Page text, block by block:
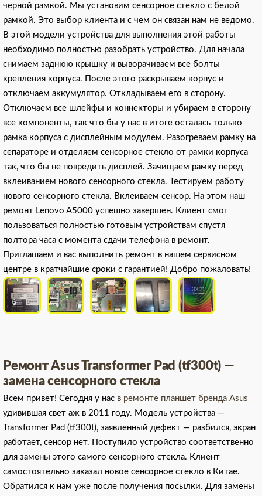
черной рамкой. Мы установим сенсорное стекло с белой
рамкой. Это выбор клиента и с чем он связан нам не ведомо.
В этой модели устройства для выполнения этой работы
необходимо полностью разобрать устройство. Для начала
снимаем заднюю крышку и выворачиваем все болты
крепления корпуса. После этого раскрываем корпус и
отключаем аккумулятор. Откладываем его в сторону.
Отключаем все шлейфы и коннекторы и убираем в сторону
все компоненты, так что бы у нас в итоге осталась только
рамка корпуса с дисплейным модулем. Разогреваем рамку на
сепараторе и отделяем сенсорное стекло от рамки корпуса
так, что бы не повредить дисплей. Зачищаем рамку перед
вклеиванием нового сенсорного стекла. Тестируем работу
нового сенсорного стекла. Вклеиваем сенсор. На этом наш
ремонт Lenovo A5000 успешно завершен. Клиент смог
пользоваться полностью готовым устройствам спустя
полтора часа с момента сдачи телефона в ремонт.
Приглашаем и вас выполнить ремонт в нашем сервисном
центре в кратчайшие сроки с гарантией! Добро пожаловать!
Ремонт Asus Transformer Pad (tf300t) —
замена сенсорного стекла
Всем привет! Сегодня у нас в ремонте планшет бренда Asus
удивившая свет аж в 2011 году. Модель устройства —
Transformer Pad (tf300t), заявленный дефект — разбился, экран
работает, сенсор нет. Поступило устройство соответственно
для замены этого самого сенсорного стекла. Клиент
самостоятельно заказал новое сенсорное стекло в Китае.
Обратился к нам уже после получения посылки. Для замены